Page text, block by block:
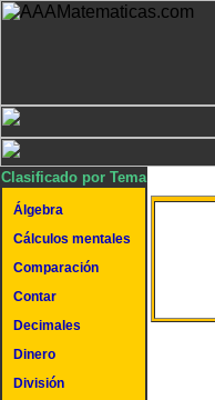
Clasificado por Tema
Álgebra
Cálculos mentales
Comparación
Contar
Decimales
Dinero
División